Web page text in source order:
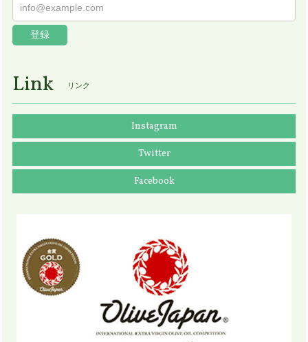
登録
Link リンク
Instagram
Twitter
Facebook